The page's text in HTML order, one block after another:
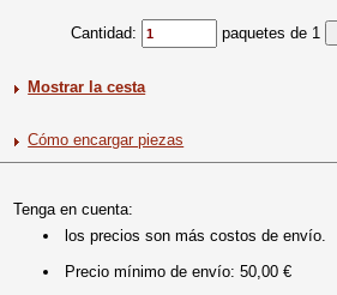
Cantidad: paquetes de 1
Mostrar la cesta
Cómo encargar piezas
Tenga en cuenta:
los precios son más costos de envío.
Precio mínimo de envío: 50,00 €